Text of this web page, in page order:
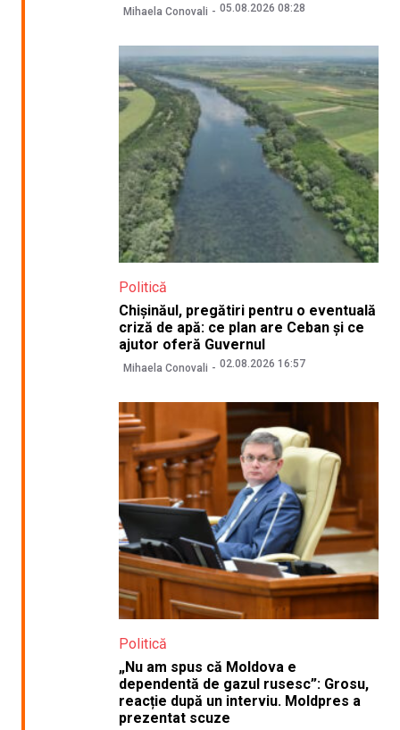
Mihaela Conovali 05.08.2026 08:28
Politică
Chișinăul, pregătiri pentru o eventuală
criză de apă: ce plan are Ceban și ce
ajutor oferă Guvernul
Mihaela Conovali 02.08.2026 16:57
Politică
„Nu am spus că Moldova e
dependentă de gazul rusesc”: Grosu,
reacție după un interviu. Moldpres a
prezentat scuze